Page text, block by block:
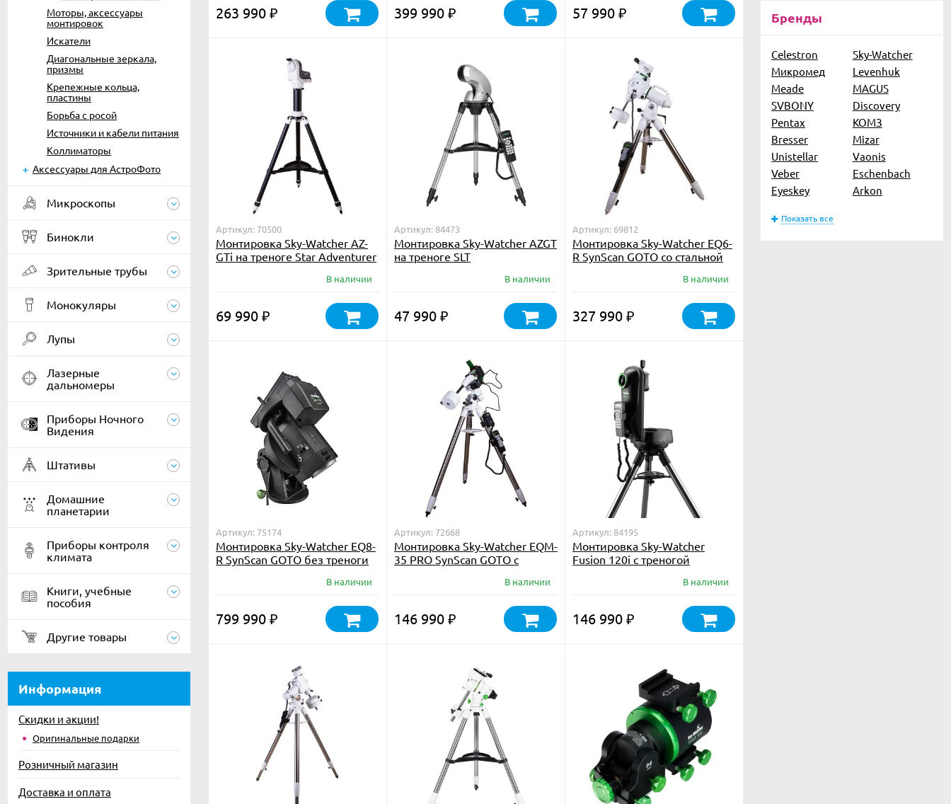
Бренды
Celestron
Sky-Watcher
Микромед
Levenhuk
Meade
MAGUS
SVBONY
Discovery
Pentax
КОМЗ
Bresser
Mizar
Unistellar
Vaonis
Veber
Eschenbach
Eyeskey
Arkon
Показать все
Моторы, аксессуары
монтировок
Искатели
Диагональные зеркала,
призмы
Крепежные кольца,
пластины
Борьба с росой
Источники и кабели питания
Коллиматоры
Аксессуары для АстроФото
Микроскопы
Бинокли
Зрительные трубы
Монокуляры
Лупы
Лазерные
дальномеры
Приборы Ночного
Видения
Штативы
Домашние
планетарии
Приборы контроля
климата
Книги, учебные
пособия
Другие товары
Информация
Скидки и акции!
Оригинальные подарки
Розничный магазин
Доставка и оплата
263 990 ₽ 399 990 ₽ 57 990 ₽
Артикул: 70500
Монтировка Sky-Watcher AZ-
GTi на треноге Star Adventurer
В наличии
69 990 ₽
Артикул: 84473
Монтировка Sky-Watcher AZGT
на треноге SLT
В наличии
47 990 ₽
Артикул: 69812
Монтировка Sky-Watcher EQ6-
R SynScan GOTO со стальной
В наличии
327 990 ₽
Артикул: 75174
Монтировка Sky-Watcher EQ8-
R SynScan GOTO без треноги
В наличии
799 990 ₽
Артикул: 72668
Монтировка Sky-Watcher EQM-
35 PRO SynScan GOTO с
В наличии
146 990 ₽
Артикул: 84195
Монтировка Sky-Watcher
Fusion 120i с треногой
В наличии
146 990 ₽